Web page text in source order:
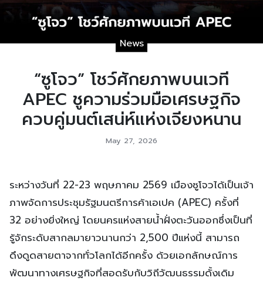
News
“ซูโจว” โชว์ศักยภาพบนเวที
APEC ชูความร่วมมือเศรษฐกิจ
ควบคู่มนต์เสน่ห์แห่งเจียงหนาน
May 27, 2026
ระหว่างวันที่ 22-23 พฤษภาคม 2569 เมืองซูโจวได้เป็นเจ้า
ภาพจัดการประชุมรัฐมนตรีการค้าเอเปค (APEC) ครั้งที่
32 อย่างยิ่งใหญ่ โดยนครแห่งสายน้ำฝั่งตะวันออกซึ่งเป็นที่
รู้จักระดับสากลมายาวนานกว่า 2,500 ปีแห่งนี้ สามารถ
ดึงดูดสายตาจากทั่วโลกได้อีกครั้ง ด้วยเอกลักษณ์การ
พัฒนาทางเศรษฐกิจที่สอดรับกับวิถีวัฒนธรรมดั้งเดิม